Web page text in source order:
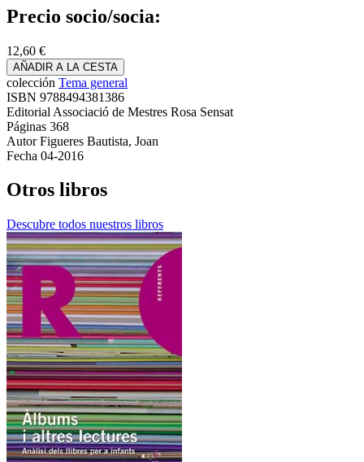
Precio socio/socia:
12,60 €
AÑADIR A LA CESTA
colección Tema general
ISBN 9788494381386
Editorial Associació de Mestres Rosa Sensat
Páginas 368
Autor Figueres Bautista, Joan
Fecha 04-2016
Otros libros
Descubre todos nuestros libros